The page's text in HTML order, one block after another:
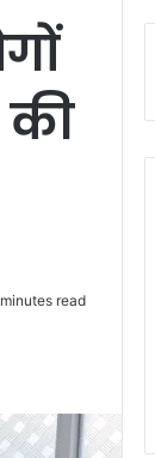
की
read